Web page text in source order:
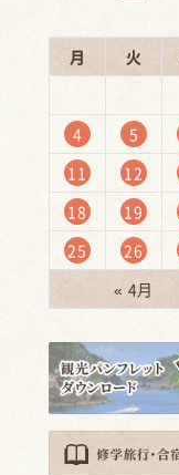
月
火
4
5
11
12
18
19
25
26
« 4月